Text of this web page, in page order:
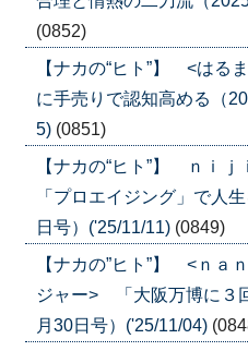
(0852)
【ナカの“ヒト”】 <は
に手売りで認知高める（
5) (0851)
【ナカの“ヒト”】 ｎｉ
「プロエイジング」で人
日号）('25/11/11) (0849)
【ナカの”ヒト”】 <ｎａ
ジャー> 「大阪万博に３
月30日号）('25/11/04)